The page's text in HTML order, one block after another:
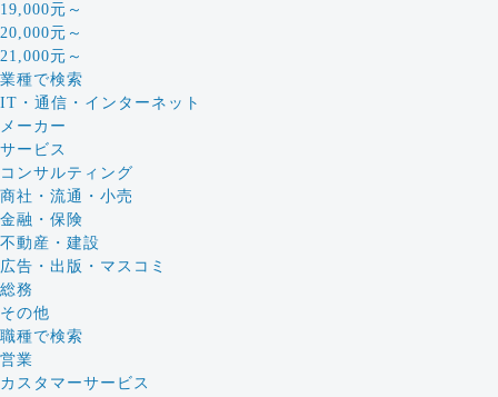
19,000元～
20,000元～
21,000元～
業種で検索
IT・通信・インターネット
メーカー
サービス
コンサルティング
商社・流通・小売
金融・保険
不動産・建設
広告・出版・マスコミ
総務
その他
職種で検索
営業
カスタマーサービス